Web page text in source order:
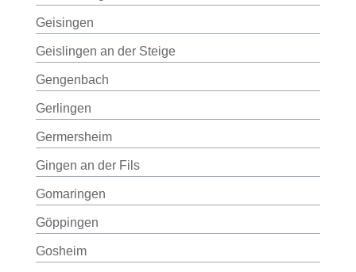
Geisingen
Geislingen an der Steige
Gengenbach
Gerlingen
Germersheim
Gingen an der Fils
Gomaringen
Göppingen
Gosheim